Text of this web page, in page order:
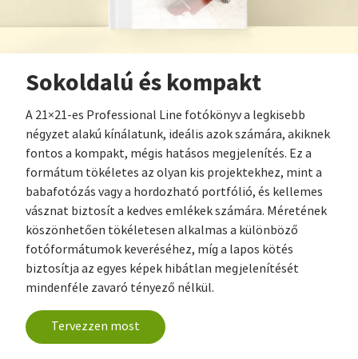
Sokoldalú és kompakt
A 21×21-es Professional Line fotókönyv a legkisebb
négyzet alakú kínálatunk, ideális azok számára, akiknek
fontos a kompakt, mégis hatásos megjelenítés. Ez a
formátum tökéletes az olyan kis projektekhez, mint a
babafotózás vagy a hordozható portfólió, és kellemes
vásznat biztosít a kedves emlékek számára. Méretének
köszönhetően tökéletesen alkalmas a különböző
fotóformátumok keveréséhez, míg a lapos kötés
biztosítja az egyes képek hibátlan megjelenítését
mindenféle zavaró tényező nélkül.
Tervezzen most